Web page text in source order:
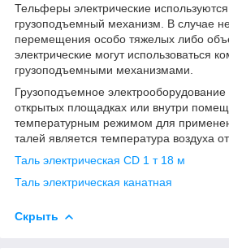
Тельферы электрические
грузоподъемный механизм. В случае
перемещения особо тяжелых либо
электрические могут использоваться
грузоподъемными механизмами.
Грузоподъемное электрооборудование
открытых площадках или внутри
температурным режимом для
талей является температура воздуха
Таль электрическая CD 1 т 18 м
Таль электрическая канатная
Скрыть